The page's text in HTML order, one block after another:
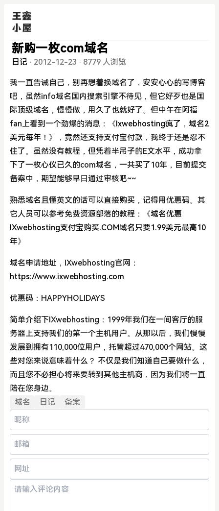
新购一枚com域名
日记 · 2012-12-23 · 8779 人浏览
我一直告诫自己，别再想着换域名了，安安心心的写博客
吧，虽然info域名国内搜索引擎不待见，但它好歹也是国
际顶级域名，慢慢做，用久了也就好了。但中午在阿福
fan上看到一个劲爆的消息：
《Ixwebhosting疯了，域名2
美元每年！》
，竟然还支持支付宝付款，我终于还是忍不
住了。虽然没有教程，但凭着半吊子的E文水平，成功拿
下了一枚心仪已久的com域名，一共买了10年，目前提交
备案中，期望能够早日通过审核吧~~
熟悉域名且懂英文的话可以直接购买，记得用优惠码。其
它人员可以参考免费资源部落的教程：
《域名优惠
IXwebhosting支付宝购买.COM域名只要1.99美元最高10
年》
域名申请地址，IXwebhosting官网：
https://www.ixwebhosting.com
优惠码：HAPPYHOLIDAYS
简单介绍下IXwebhosting：1999年我们在一间客厅的服
务器上支持我们的第一个主机用户。从那以后，我们慢慢
发展到拥有110,000位用户，托管超过470,000个网站。这
些对您来说意味着什么？ 不仅是我们知道自己要做什么，
而且您不必担心将来要转到其他主机商，因为我们将一直
陪在您身边。
域名
日记 备案